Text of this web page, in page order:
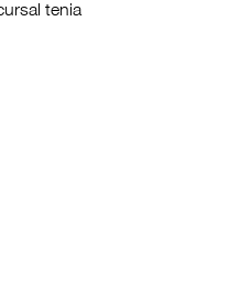
tenia